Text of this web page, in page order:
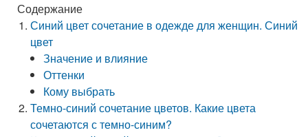
Содержание
Синий цвет сочетание в одежде для женщин. Синий
цвет
Значение и влияние
Оттенки
Кому выбрать
Темно-синий сочетание цветов. Какие цвета
сочетаются с темно-синим?